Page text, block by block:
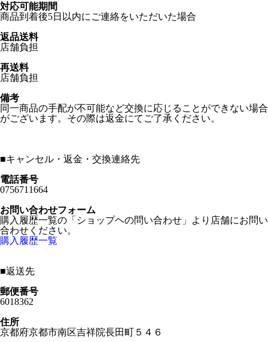
対応可能期間
商品到着後5日以内にご連絡をいただいた場合
返品送料
店舗負担
再送料
店舗負担
備考
同一商品の手配が不可能など交換に応じることができない場合
がございます。その際は返金にてご了承ください。
■キャンセル・返金・交換連絡先
電話番号
0756711664
お問い合わせフォーム
購入履歴一覧の「ショップヘの問い合わせ」より店舗にお問い
合わせください。
購入履歴一覧
■返送先
郵便番号
6018362
住所
京都府京都市南区吉祥院長田町５４６